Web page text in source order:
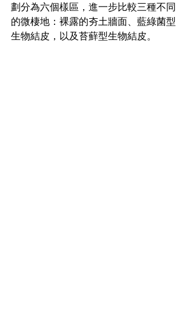
劃分為六個樣區，進一步比較三種不同
的微棲地：裸露的夯土牆面、藍綠菌型
生物結皮，以及苔蘚型生物結皮。